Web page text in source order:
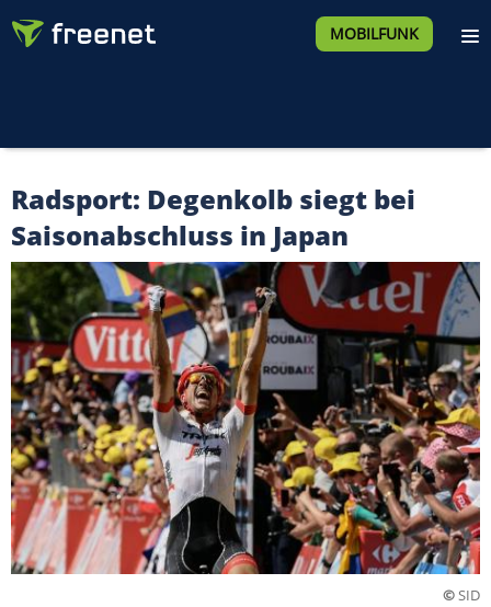
MOBILFUNK
Radsport: Degenkolb siegt bei
Saisonabschluss in Japan
©SID